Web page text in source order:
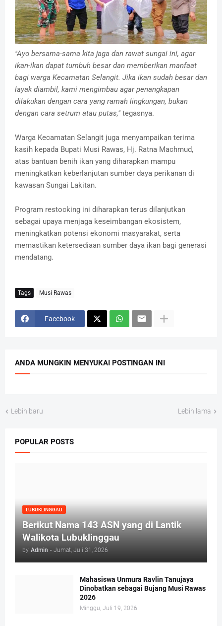
"Ayo bersama-sama kita jaga dan rawat sungai ini, agar
ikan-ikan dapat tumbuh besar dan memberikan manfaat
bagi warga Kecamatan Selangit. Jika ikan sudah besar dan
layak diambil, kami mengimbau agar penangkapan
dilakukan dengan cara yang ramah lingkungan, bukan
dengan cara setrum atau putas," tegasnya.
Warga Kecamatan Selangit juga menyampaikan terima
kasih kepada Bupati Musi Rawas, Hj. Ratna Machmud,
atas bantuan benih ikan yang diharapkan mampu
meningkatkan keberlanjutan sumber daya perikanan di
kawasan Sungai Lakitan.
Program restocking ini diharapkan terus dilanjutkan
sebagai upaya menjaga keseimbangan ekosistem,
meningkatkan potensi ekonomi masyarakat, serta
memastikan ketersediaan sumber daya ikan bagi generasi
mendatang.
Tags Musi Rawas
Facebook
ANDA MUNGKIN MENYUKAI POSTINGAN INI
Lebih baru Lebih lama
POPULAR POSTS
LUBUKLINGGAU
Berikut Nama 143 ASN yang di Lantik
Walikota Lubuklinggau
by Admin - Jumat, Juli 31, 2026
Mahasiswa Unmura Ravlin Tanujaya
Dinobatkan sebagai Bujang Musi Rawas
2026
Minggu, Juli 19, 2026